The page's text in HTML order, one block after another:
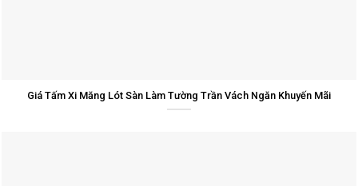
Giá Tấm Xi Măng Lót Sàn Làm Tường Trần Vách Ngăn Khuyến Mãi